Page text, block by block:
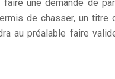
une demande de
de chasser, un titre
au préalable faire